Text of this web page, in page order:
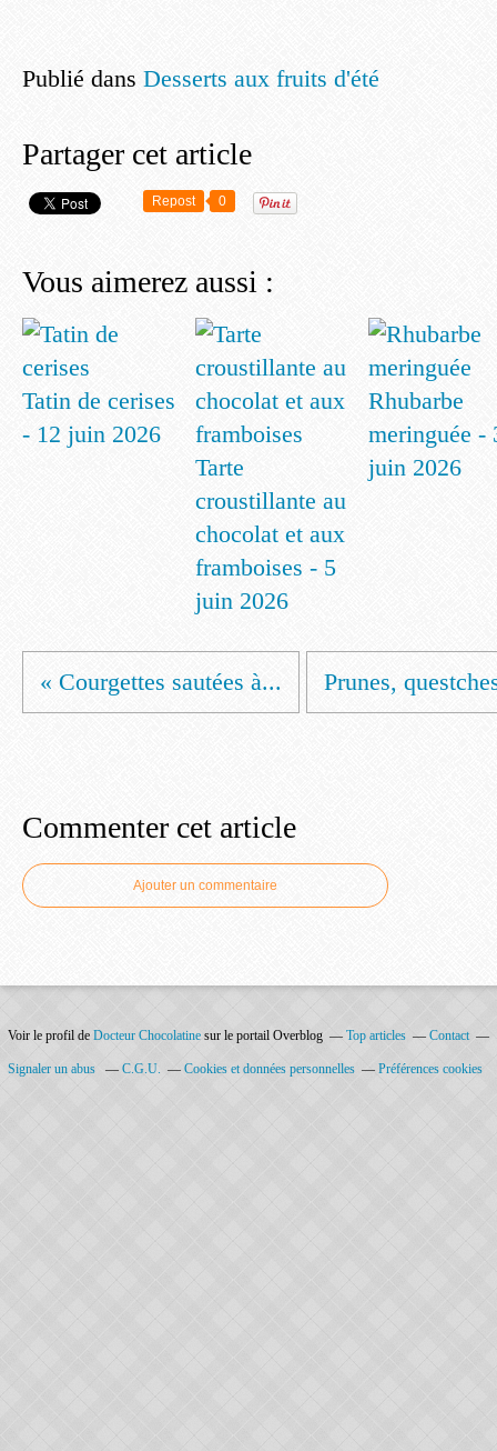
Publié dans Desserts aux fruits d'été
Partager cet article
Repost 0
Vous aimerez aussi :
Tatin de cerises
- 12 juin 2026
Tarte
croustillante au
chocolat et aux
framboises - 5
juin 2026
Rhubarbe
meringuée -
juin 2026
« Courgettes sautées à... Prunes,
Commenter cet article
Ajouter un commentaire
Voir le profil de Docteur Chocolatine sur le portail Overblog Top articles Contact
Signaler un abus C.G.U. Cookies et données personnelles Préférences cookies